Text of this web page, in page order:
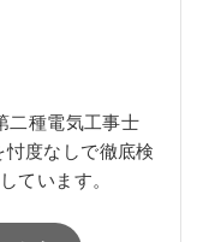
二種電気工事士
度なしで徹底検
ています。